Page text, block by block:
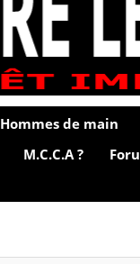
Hommes de main
M.C.C.A ?